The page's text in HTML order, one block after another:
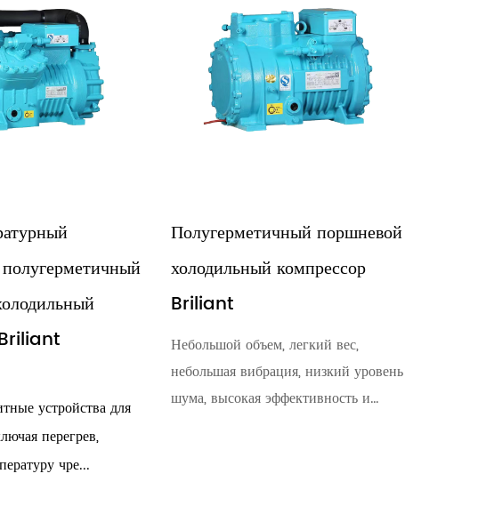
Полугерметичный поршневой
холодильный компрессор
Briliant
Небольшой объем, легкий вес,
небольшая вибрация, низкий уровень
шума, высокая эффективность и
Полугерметичный
холодильный компрессор
небольшая вибрация, низкий
шума, высокая эффективность и
энерго...